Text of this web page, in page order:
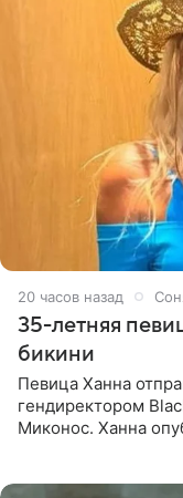
20 часов назад
35-летняя
бикини
Певица Ханна
гендиректором
Миконос. Ханна